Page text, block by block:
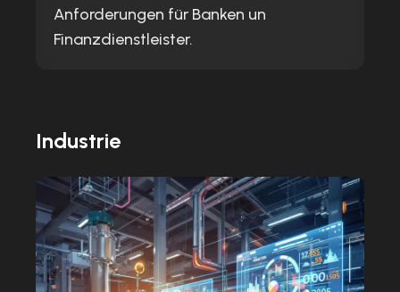
Anforderungen für Banken un
Finanzdienstleister.
Industrie